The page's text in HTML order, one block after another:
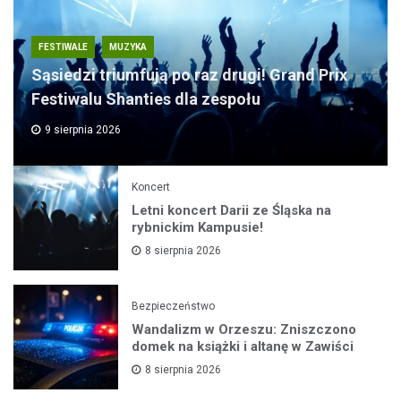
FESTIWALE MUZYKA
Sąsiedzi triumfują po raz drugi! Grand Prix
Festiwalu Shanties dla zespołu
9 sierpnia 2026
Koncert
Letni koncert Darii ze Śląska na
rybnickim Kampusie!
8 sierpnia 2026
Bezpieczeństwo
Wandalizm w Orzeszu: Zniszczono
domek na książki i altanę w Zawiści
8 sierpnia 2026